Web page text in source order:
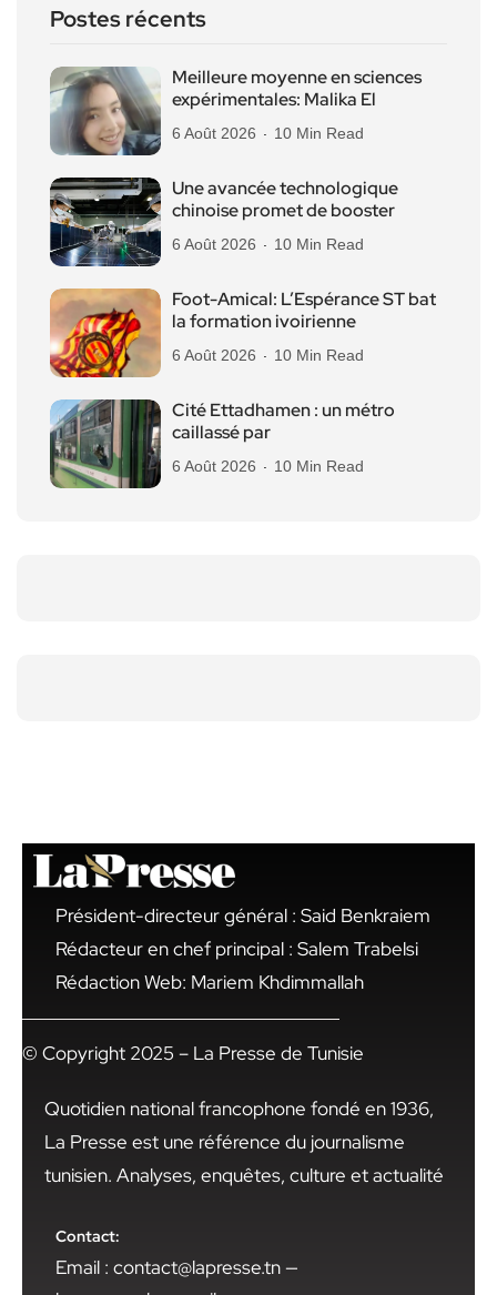
Postes récents
Meilleure moyenne en sciences
expérimentales: Malika El
6 Août 2026 10 Min Read
Une avancée technologique
chinoise promet de booster
6 Août 2026 10 Min Read
Foot-Amical: L’Espérance ST bat
la formation ivoirienne
6 Août 2026 10 Min Read
Cité Ettadhamen : un métro
caillassé par
6 Août 2026 10 Min Read
Président-directeur général : Said Benkraiem
Rédacteur en chef principal : Salem Trabelsi
Rédaction Web: Mariem Khdimmallah
© Copyright 2025 – La Presse de Tunisie
Quotidien national francophone fondé en 1936,
La Presse est une référence du journalisme
tunisien. Analyses, enquêtes, culture et actualité
Contact:
Email : contact@lapresse.tn —